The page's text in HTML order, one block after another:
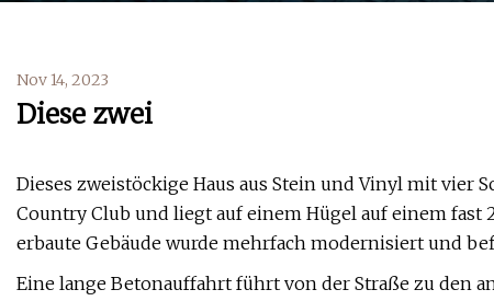
Nov 14, 2023
Diese zwei
Dieses zweistöckige Haus aus Stein und Vinyl mit
Country Club und liegt auf einem Hügel auf einem fast
erbaute Gebäude wurde mehrfach modernisiert und
Eine lange Betonauffahrt führt von der Straße zu den